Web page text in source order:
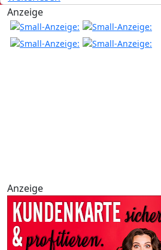
Anzeige
Anzeige